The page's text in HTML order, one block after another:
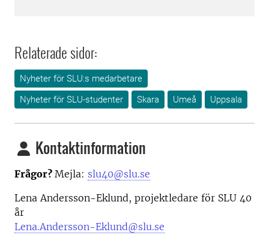
Relaterade sidor:
Nyheter för SLU:s medarbetare
Nyheter för SLU-studenter
Skara Umeå Uppsala
Kontaktinformation
Frågor? Mejla: slu40@slu.se
Lena Andersson-Eklund, projektledare för SLU 40
år
Lena.Andersson-Eklund@slu.se